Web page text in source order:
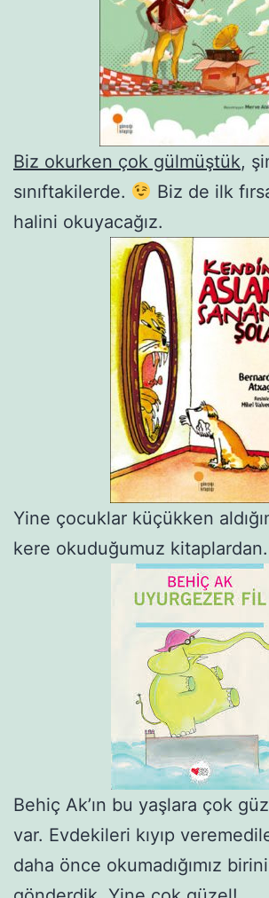
Biz okurken çok gülmüştük,
sınıftakilerde.
Biz de ilk
halini okuyacağız.
Yine çocuklar küçükken
kere okuduğumuz kitaplardan.
Behiç Ak’ın bu yaşlara çok
var. Evdekileri kıyıp
daha önce okumadığımız birini